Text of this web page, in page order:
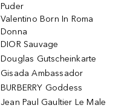
Puder
Valentino Born In Roma
Donna
DIOR Sauvage
Douglas Gutscheinkarte
Gisada Ambassador
BURBERRY Goddess
Jean Paul Gaultier Le Male